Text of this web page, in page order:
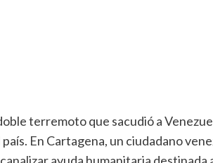
terremoto que sacudió a
En Cartagena, un ciudadano